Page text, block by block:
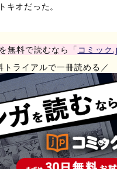
キオだった。
無料で読むなら「 コミック
トライアルで一冊読める／